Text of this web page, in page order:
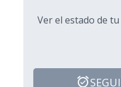
Ver el estado de